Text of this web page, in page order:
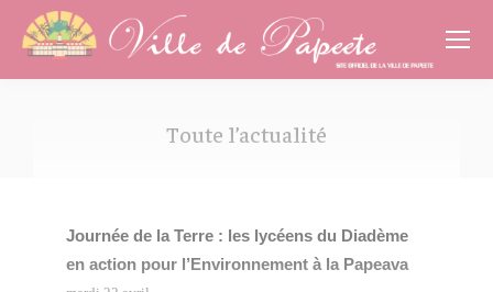
Toute l’actualité
Journée de la Terre : les lycéens du Diadème
en action pour l’Environnement à la Papeava
Cookies management panel